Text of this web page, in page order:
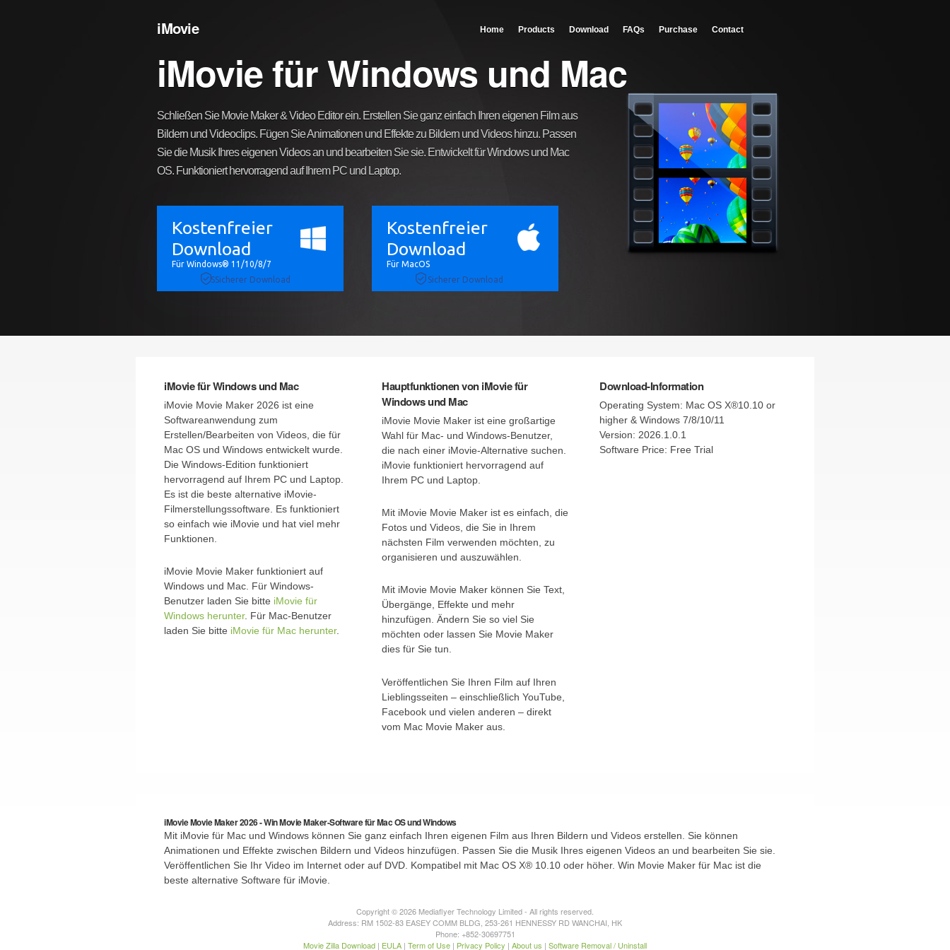
iMovie Home Products Download FAQs Purchase Contact
iMovie für Windows und Mac
Schließen Sie Movie Maker & Video Editor ein. Erstellen Sie ganz einfach Ihren eigenen Film aus
Bildern und Videoclips. Fügen Sie Animationen und Effekte zu Bildern und Videos hinzu. Passen
Sie die Musik Ihres eigenen Videos an und bearbeiten Sie sie. Entwickelt für Windows und Mac
OS. Funktioniert hervorragend auf Ihrem PC und Laptop.
Kostenfreier
Download
Für Windows® 11/10/8/7
SSicherer Download
Kostenfreier
Download
Für MacOS
Sicherer Download
iMovie für Windows und Mac
iMovie Movie Maker 2026 ist eine
Softwareanwendung zum
Erstellen/Bearbeiten von Videos, die für
Mac OS und Windows entwickelt wurde.
Die Windows-Edition funktioniert
hervorragend auf Ihrem PC und Laptop.
Es ist die beste alternative iMovie-
Filmerstellungssoftware. Es funktioniert
so einfach wie iMovie und hat viel mehr
Funktionen.
iMovie Movie Maker funktioniert auf
Windows und Mac. Für Windows-
Benutzer laden Sie bitte iMovie für
Windows herunter. Für Mac-Benutzer
laden Sie bitte iMovie für Mac herunter.
Hauptfunktionen von iMovie für
Windows und Mac
iMovie Movie Maker ist eine großartige
Wahl für Mac- und Windows-Benutzer,
die nach einer iMovie-Alternative suchen.
iMovie funktioniert hervorragend auf
Ihrem PC und Laptop.
Mit iMovie Movie Maker ist es einfach, die
Fotos und Videos, die Sie in Ihrem
nächsten Film verwenden möchten, zu
organisieren und auszuwählen.
Mit iMovie Movie Maker können Sie Text,
Übergänge, Effekte und mehr
hinzufügen. Ändern Sie so viel Sie
möchten oder lassen Sie Movie Maker
dies für Sie tun.
Veröffentlichen Sie Ihren Film auf Ihren
Lieblingsseiten – einschließlich YouTube,
Facebook und vielen anderen – direkt
vom Mac Movie Maker aus.
Download-Information
Operating System: Mac OS X®10.10 or
higher & Windows 7/8/10/11
Version: 2026.1.0.1
Software Price: Free Trial
iMovie Movie Maker 2026 - Win Movie Maker-Software für Mac OS und Windows
Mit iMovie für Mac und Windows können Sie ganz einfach Ihren eigenen Film aus Ihren Bildern und Videos erstellen. Sie können
Animationen und Effekte zwischen Bildern und Videos hinzufügen. Passen Sie die Musik Ihres eigenen Videos an und bearbeiten Sie sie.
Veröffentlichen Sie Ihr Video im Internet oder auf DVD. Kompatibel mit Mac OS X® 10.10 oder höher. Win Movie Maker für Mac ist die
beste alternative Software für iMovie.
Copyright © 2026 Mediaflyer Technology Limited - All rights reserved.
Address: RM 1502-83 EASEY COMM BLDG, 253-261 HENNESSY RD WANCHAI, HK
Phone: +852-30697751
Movie Zilla Download | EULA | Term of Use | Privacy Policy | About us | Software Removal / Uninstall